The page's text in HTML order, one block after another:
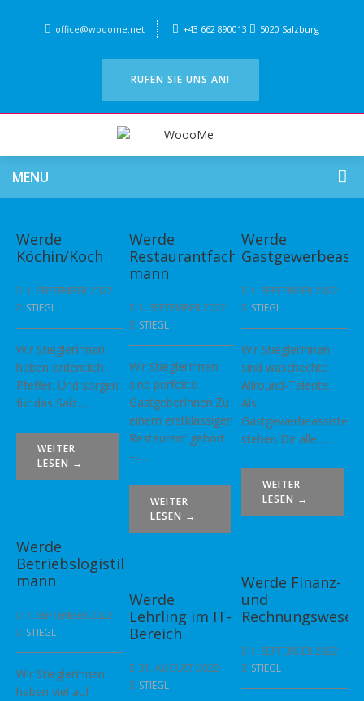
office@wooome.net +43 662 890013 5020 Salzburg
RUFEN SIE UNS AN!
MENU
Werde
Köchin/Koch
1. SEPTEMBER 2022
STIEGL
Wir StieglerInnen
haben ordentlich
Pfeffer. Und sorgen
für das Salz......
WEITER
LESEN →
Werde
Restaurantfachfrau/-
mann
1. SEPTEMBER 2022
STIEGL
Wir StieglerInnen
sind perfekte
GastgeberInnen.Zu
einem erstklassigen
Restaurant gehört
–......
WEITER
LESEN →
Werde
1. SEPTEMBER 2022
STIEGL
Wir StieglerInnen
sind waschechte
Allround-Talente.
Als
GastgewerbeassistenIn
stehen Dir alle......
WEITER
LESEN →
Werde
Betriebslogistikkauffrau/-
mann
1. SEPTEMBER 2022
STIEGL
Wir StieglerInnen
haben viel auf
Werde Finanz-
und
1. SEPTEMBER 2022
STIEGL
Werde
Lehrling im IT-
Bereich
31. AUGUST 2022
STIEGL